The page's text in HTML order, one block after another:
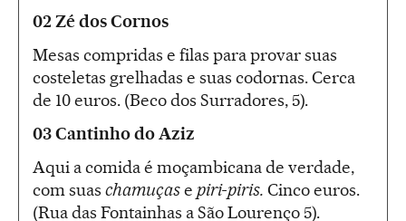
02 Zé dos Cornos
Mesas compridas e filas para provar suas
costeletas grelhadas e suas codornas. Cerca
de 10 euros. (Beco dos Surradores, 5).
03 Cantinho do Aziz
Aqui a comida é moçambicana de verdade,
com suas chamuçase piri-piris. Cinco euros.
(Rua das Fontainhas a São Lourenço 5).